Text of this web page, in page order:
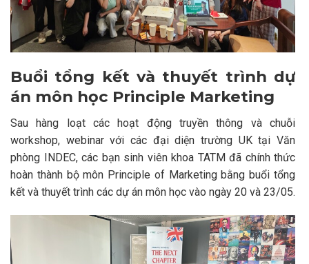
Buổi tổng kết và thuyết trình dự
án môn học Principle Marketing
Sau hàng loạt các hoạt động truyền thông và chuỗi
workshop, webinar với các đại diện trường UK tại Văn
phòng INDEC, các bạn sinh viên khoa TATM đã chính thức
hoàn thành bộ môn Principle of Marketing bằng buổi tổng
kết và thuyết trình các dự án môn học vào ngày 20 và 23/05.